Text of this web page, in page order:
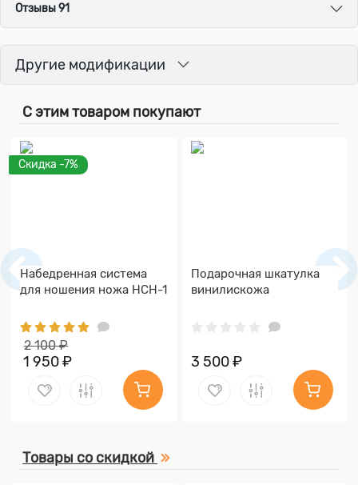
Отзывы 91
Другие модификации
С этим товаром покупают
Скидка -7%
Набедренная система
для ношения ножа НСН-1
2 100 ₽
1 950 ₽
Подарочная шкатулка
винилискожа
3 500 ₽
Товары со скидкой